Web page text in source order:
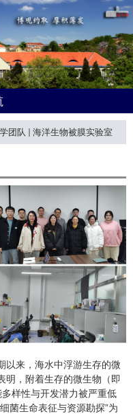
团队 海洋生物被膜实验室
以来，海水中浮游生存的微
明，附着生存的微生物（即
样性与开发潜力被严重低
菌生命表征与资源勘探”为